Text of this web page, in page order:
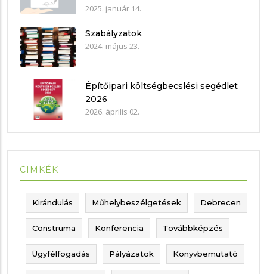
nyilatkozat mintákkal
2025. január 14.
Szabályzatok
2024. május 23.
Építőipari költségbecslési segédlet
2026
2026. április 02.
CIMKÉK
Kirándulás Műhelybeszélgetések Debrecen
Construma Konferencia Továbbképzés
Ügyfélfogadás Pályázatok Könyvbemutató